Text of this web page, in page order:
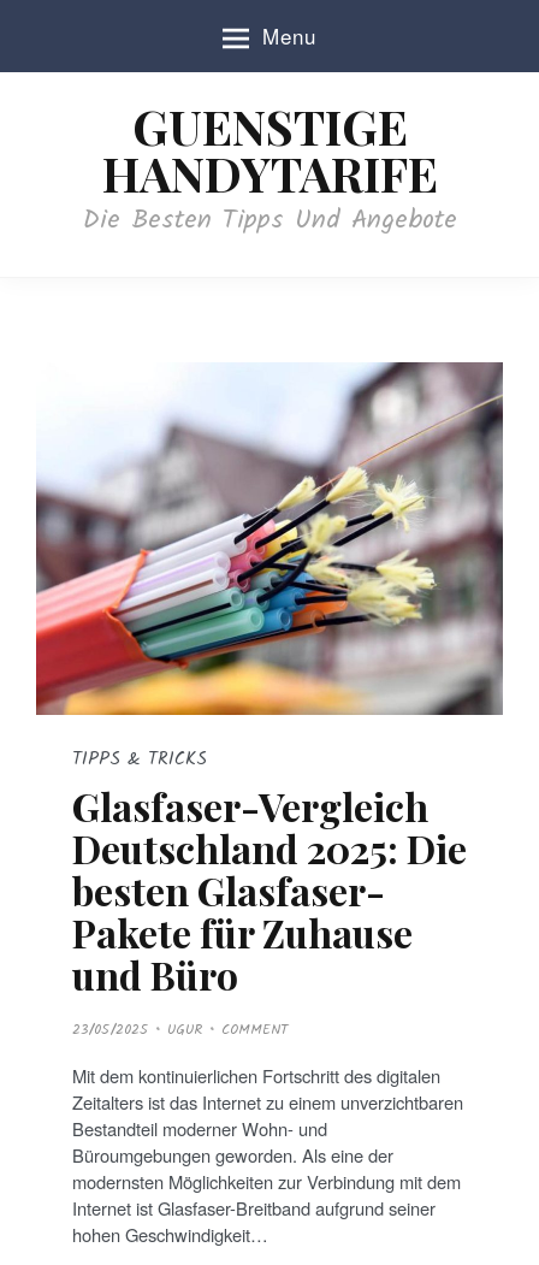
Menu
GUENSTIGE
HANDYTARIFE
Die Besten Tipps Und Angebote
TIPPS & TRICKS
Glasfaser-Vergleich
Deutschland 2025: Die
besten Glasfaser-
Pakete für Zuhause
und Büro
P
O
T
E
D
O
N
23/05/2025 UGUR COMMENT
Mit dem kontinuierlichen Fortschritt des digitalen
Zeitalters ist das Internet zu einem unverzichtbaren
Bestandteil moderner Wohn- und
Büroumgebungen geworden. Als eine der
modernsten Möglichkeiten zur Verbindung mit dem
Internet ist Glasfaser-Breitband aufgrund seiner
hohen Geschwindigkeit…